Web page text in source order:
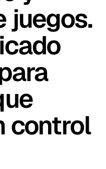
juegos.
control